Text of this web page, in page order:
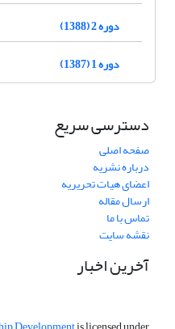
دوره 2 (1388)
دوره 1 (1387)
دسترسی سریع
صفحه اصلی
درباره نشریه
اعضای هیات تحریریه
ارسال مقاله
تماس با ما
نقشه سایت
آخرین اخبار